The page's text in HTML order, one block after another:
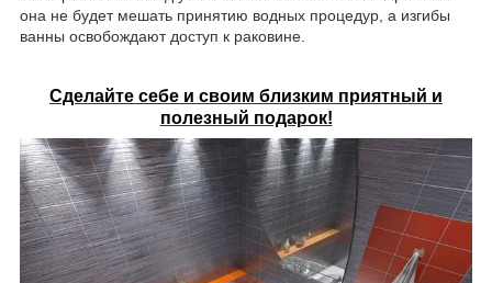
она не будет мешать принятию водных процедур, а изгибы
ванны освобождают доступ к раковине.
Сделайте себе и своим близким приятный и
полезный подарок!